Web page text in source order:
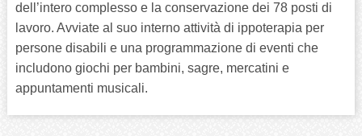
dell’intero complesso e la conservazione dei 78 posti di
lavoro. Avviate al suo interno attività di ippoterapia per
persone disabili e una programmazione di eventi che
includono giochi per bambini, sagre, mercatini e
appuntamenti musicali.